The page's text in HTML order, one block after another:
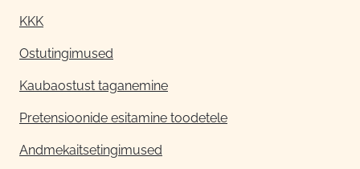
KKK
Ostutingimused
Kaubaostust taganemine
Pretensioonide esitamine toodetele
Andmekaitsetingimused